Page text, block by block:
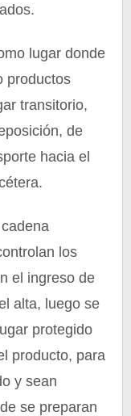
lugar donde
productos
transitorio,
de
hacia el
los
el ingreso de
alta, luego se
protegido
producto, para
y sean
se preparan